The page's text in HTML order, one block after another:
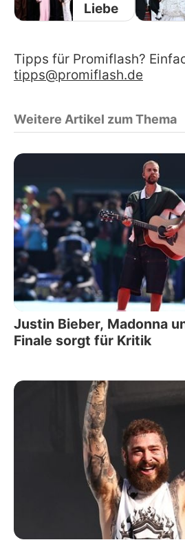
Liebe
Tipps für Promiflash?
tipps@promiflash.de
Weitere Artikel zum Thema
Justin Bieber, Madonna
Finale sorgt für Kritik